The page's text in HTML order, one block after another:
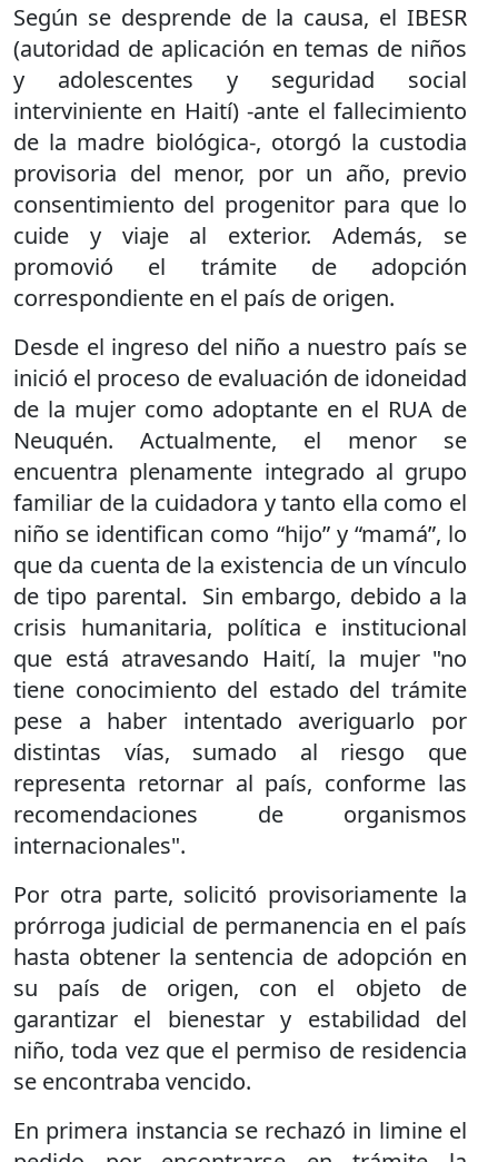
Según se desprende de la causa, el IBESR
(autoridad de aplicación en temas de niños
y adolescentes y seguridad social
interviniente en Haití) -ante el fallecimiento
de la madre biológica-, otorgó la custodia
provisoria del menor, por un año, previo
consentimiento del progenitor para que lo
cuide y viaje al exterior. Además, se
promovió el trámite de adopción
correspondiente en el país de origen.
Desde el ingreso del niño a nuestro país se
inició el proceso de evaluación de idoneidad
de la mujer como adoptante en el RUA de
Neuquén. Actualmente, el menor se
encuentra plenamente integrado al grupo
familiar de la cuidadora y tanto ella como el
niño se identifican como “hijo” y “mamá”, lo
que da cuenta de la existencia de un vínculo
de tipo parental. Sin embargo, debido a la
crisis humanitaria, política e institucional
que está atravesando Haití, la mujer "no
tiene conocimiento del estado del trámite
pese a haber intentado averiguarlo por
distintas vías, sumado al riesgo que
representa retornar al país, conforme las
recomendaciones de organismos
internacionales".
Por otra parte, solicitó provisoriamente la
prórroga judicial de permanencia en el país
hasta obtener la sentencia de adopción en
su país de origen, con el objeto de
garantizar el bienestar y estabilidad del
niño, toda vez que el permiso de residencia
se encontraba vencido.
En primera instancia se rechazó in limine el